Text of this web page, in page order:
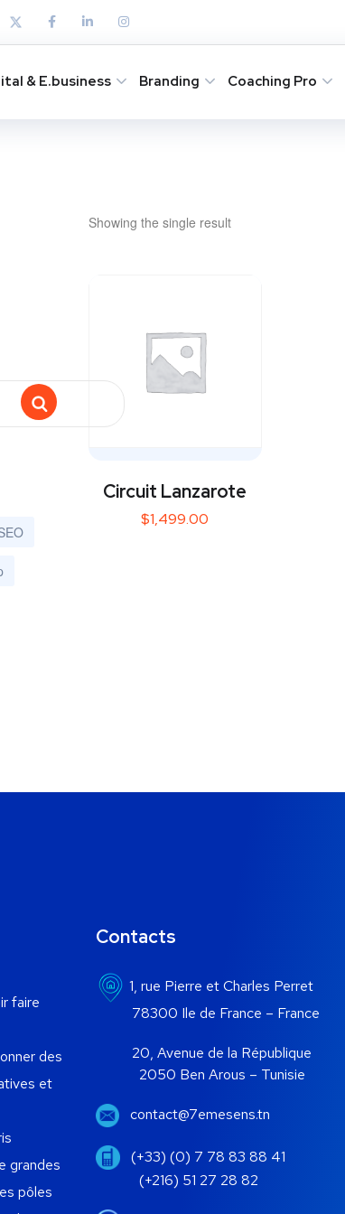
& E.business Branding Coaching Pro
Showing the single result
Circuit Lanzarote
$1,499.00
faire
des
et
grandes
pôles
Contacts
1, rue Pierre et Charles Perret
78300 Ile de France – France
20, Avenue de la République
2050 Ben Arous – Tunisie
contact@7emesens.tn
(+33) (0) 7 78 83 88 41
(+216) 51 27 28 82